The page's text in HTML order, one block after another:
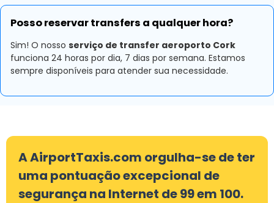
Posso reservar transfers a qualquer hora?
Sim! O nosso serviço de transfer aeroporto Cork
funciona 24 horas por dia, 7 dias por semana. Estamos
sempre disponíveis para atender sua necessidade.
A AirportTaxis.com orgulha-se de ter
uma pontuação excepcional de
segurança na Internet de 99 em 100.